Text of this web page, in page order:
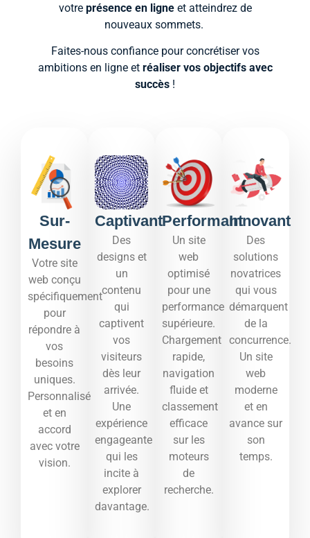
votre présence en ligneet atteindrez de
nouveaux sommets.
Faites-nous confiance pour concrétiser vos
ambitions en ligne et réaliser vos objectifs avec
succès !
Sur-
Mesure
Votre site
web conçu
spécifiquement
pour
répondre à
vos
besoins
uniques.
Personnalisé
et en
accord
avec votre
vision.
Captivant
Des
designs et
un
contenu
qui
captivent
vos
visiteurs
dès leur
arrivée.
Une
expérience
engageante
qui les
incite à
explorer
davantage.​
Performant
Un site
web
optimisé
pour une
performance
supérieure.
Chargement
rapide,
navigation
fluide et
classement
efficace
sur les
moteurs
de
recherche.​
Innovant
Des
solutions
novatrices
qui vous
démarquent
de la
concurrence.
Un site
web
moderne
et en
avance sur
son
temps.​